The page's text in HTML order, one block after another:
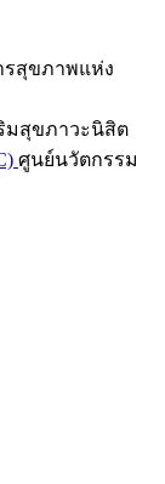
รสุขภาพแห่ง
มสุขภาวะนิสิต
ศูนย์นวัตกรรม